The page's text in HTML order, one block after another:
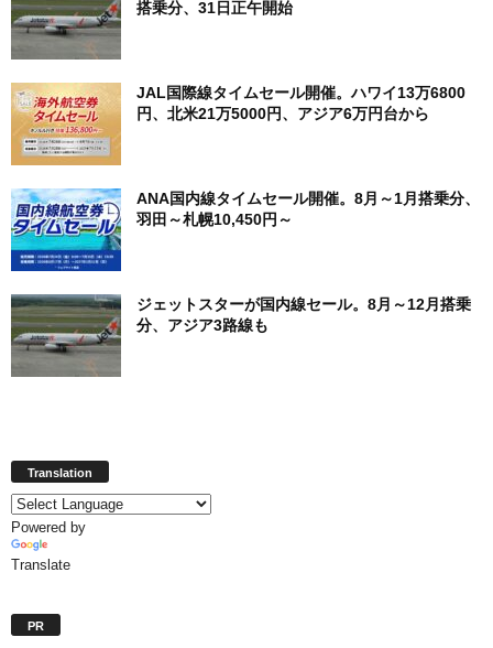
搭乗分、31日正午開始
JAL国際線タイムセール開催。ハワイ13万6800
円、北米21万5000円、アジア6万円台から
ANA国内線タイムセール開催。8月～1月搭乗分、
羽田～札幌10,450円～
ジェットスターが国内線セール。8月～12月搭乗
分、アジア3路線も
Translation
Powered by
Translate
PR